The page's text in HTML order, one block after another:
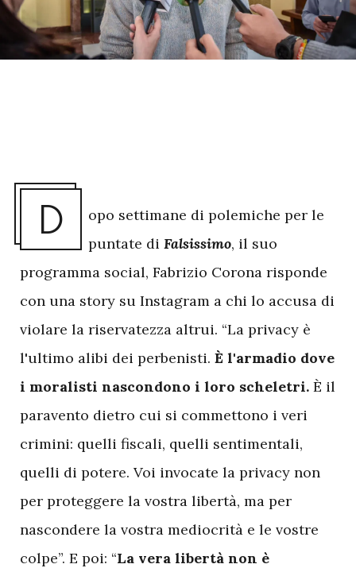
D
opo settimane di polemiche per le
puntate di Falsissimo, il suo
programma social, Fabrizio Corona risponde
con una story su Instagram a chi lo accusa di
violare la riservatezza altrui. “La privacy è
l'ultimo alibi dei perbenisti. È l'armadio dove
i moralisti nascondono i loro scheletri. È il
paravento dietro cui si commettono i veri
crimini: quelli fiscali, quelli sentimentali,
quelli di potere. Voi invocate la privacy non
per proteggere la vostra libertà, ma per
nascondere la vostra mediocrità e le vostre
colpe”. E poi: “La vera libertà non è